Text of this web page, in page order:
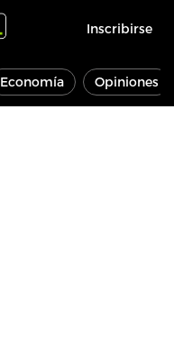
Inscribirse
Economía Opiniones